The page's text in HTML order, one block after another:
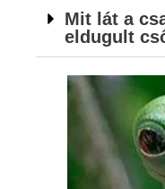
Mit lát a
eldugult